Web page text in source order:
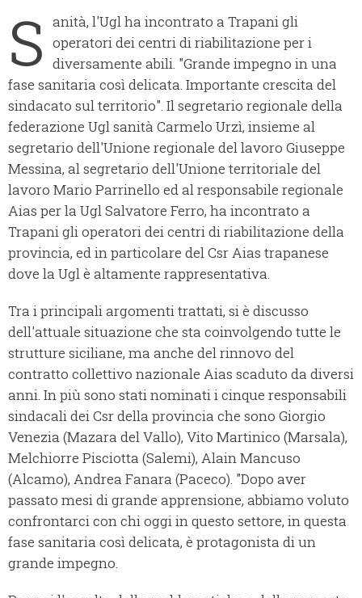
S anità, l'Ugl ha incontrato a Trapani gli
operatori dei centri di riabilitazione per i
diversamente abili. "Grande impegno in una
fase sanitaria così delicata. Importante crescita del
sindacato sul territorio". Il segretario regionale della
federazione Ugl sanità Carmelo Urzì, insieme al
segretario dell'Unione regionale del lavoro Giuseppe
Messina, al segretario dell'Unione territoriale del
lavoro Mario Parrinello ed al responsabile regionale
Aias per la Ugl Salvatore Ferro, ha incontrato a
Trapani gli operatori dei centri di riabilitazione della
provincia, ed in particolare del Csr Aias trapanese
dove la Ugl è altamente rappresentativa.
Tra i principali argomenti trattati, si è discusso
dell'attuale situazione che sta coinvolgendo tutte le
strutture siciliane, ma anche del rinnovo del
contratto collettivo nazionale Aias scaduto da diversi
anni. In più sono stati nominati i cinque responsabili
sindacali dei Csr della provincia che sono Giorgio
Venezia (Mazara del Vallo), Vito Martinico (Marsala),
Melchiorre Pisciotta (Salemi), Alain Mancuso
(Alcamo), Andrea Fanara (Paceco). "Dopo aver
passato mesi di grande apprensione, abbiamo voluto
confrontarci con chi oggi in questo settore, in questa
fase sanitaria così delicata, è protagonista di un
grande impegno.